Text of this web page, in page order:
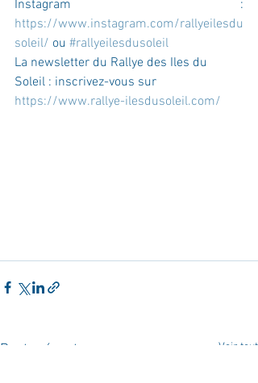
https://www.instagram.com/rallyeilesdu
soleil/ ou #rallyeilesdusoleil
La newsletter du Rallye des Iles du
Soleil : inscrivez-vous sur
https://www.rallye-ilesdusoleil.com/
Posts récents Voir tout